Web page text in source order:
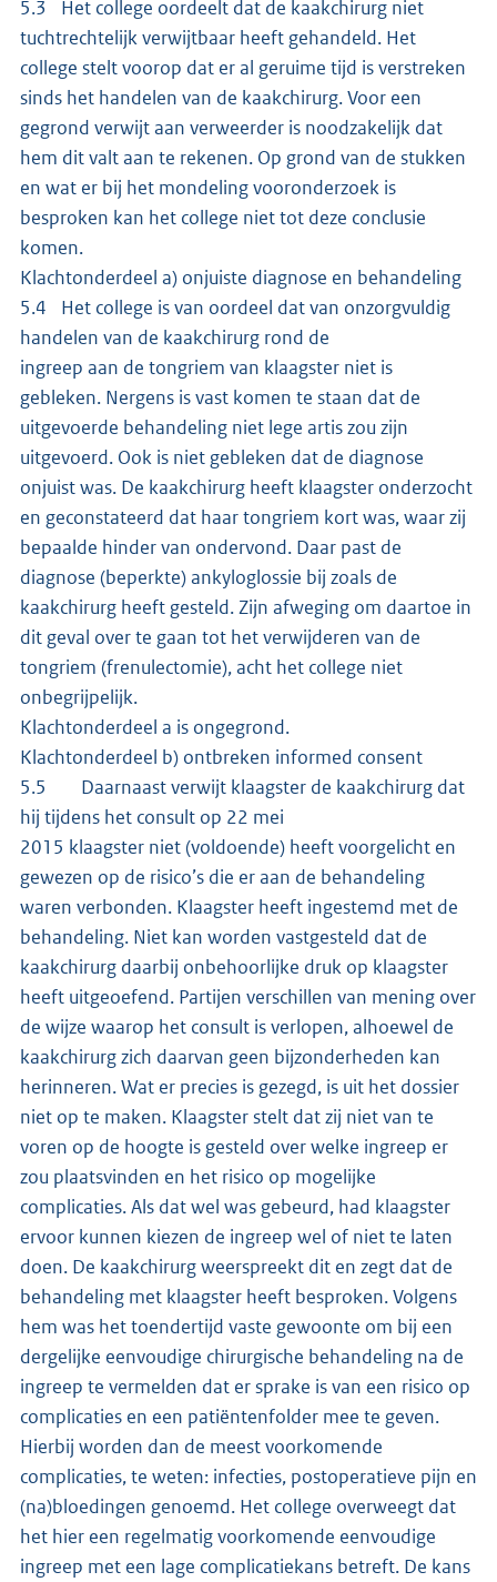
5.3 Het college oordeelt dat de kaakchirurg niet
tuchtrechtelijk verwijtbaar heeft gehandeld. Het
college stelt voorop dat er al geruime tijd is verstreken
sinds het handelen van de kaakchirurg. Voor een
gegrond verwijt aan verweerder is noodzakelijk dat
hem dit valt aan te rekenen. Op grond van de stukken
en wat er bij het mondeling vooronderzoek is
besproken kan het college niet tot deze conclusie
komen.
Klachtonderdeel a) onjuiste diagnose en behandeling
5.4 Het college is van oordeel dat van onzorgvuldig
handelen van de kaakchirurg rond de
ingreep aan de tongriem van klaagster niet is
gebleken. Nergens is vast komen te staan dat de
uitgevoerde behandeling niet lege artis zou zijn
uitgevoerd. Ook is niet gebleken dat de diagnose
onjuist was. De kaakchirurg heeft klaagster onderzocht
en geconstateerd dat haar tongriem kort was, waar zij
bepaalde hinder van ondervond. Daar past de
diagnose (beperkte) ankyloglossie bij zoals de
kaakchirurg heeft gesteld. Zijn afweging om daartoe in
dit geval over te gaan tot het verwijderen van de
tongriem (frenulectomie), acht het college niet
onbegrijpelijk.
Klachtonderdeel a is ongegrond.
Klachtonderdeel b) ontbreken informed consent
5.5 Daarnaast verwijt klaagster de kaakchirurg dat
hij tijdens het consult op 22 mei
2015 klaagster niet (voldoende) heeft voorgelicht en
gewezen op de risico’s die er aan de behandeling
waren verbonden. Klaagster heeft ingestemd met de
behandeling. Niet kan worden vastgesteld dat de
kaakchirurg daarbij onbehoorlijke druk op klaagster
heeft uitgeoefend. Partijen verschillen van mening over
de wijze waarop het consult is verlopen, alhoewel de
kaakchirurg zich daarvan geen bijzonderheden kan
herinneren. Wat er precies is gezegd, is uit het dossier
niet op te maken. Klaagster stelt dat zij niet van te
voren op de hoogte is gesteld over welke ingreep er
zou plaatsvinden en het risico op mogelijke
complicaties. Als dat wel was gebeurd, had klaagster
ervoor kunnen kiezen de ingreep wel of niet te laten
doen. De kaakchirurg weerspreekt dit en zegt dat de
behandeling met klaagster heeft besproken. Volgens
hem was het toendertijd vaste gewoonte om bij een
dergelijke eenvoudige chirurgische behandeling na de
ingreep te vermelden dat er sprake is van een risico op
complicaties en een patiëntenfolder mee te geven.
Hierbij worden dan de meest voorkomende
complicaties, te weten: infecties, postoperatieve pijn en
(na)bloedingen genoemd. Het college overweegt dat
het hier een regelmatig voorkomende eenvoudige
ingreep met een lage complicatiekans betreft. De kans